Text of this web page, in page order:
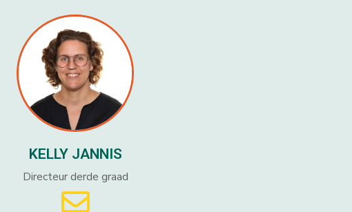
KELLY JANNIS
Directeur derde graad